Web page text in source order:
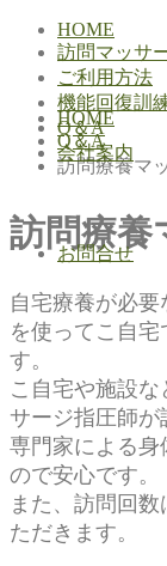
HOME
訪問マッサ
ご利用方法
機能回復訓
Q＆A
会社案内
お問合せ
HOME
Q＆A
訪問療養マ
訪問療養
自宅療養が必
を使ってこ自
す。
こ自宅や施設
サージ指圧師が
専門家による身
ので安心です。
また、訪問回
ただきます。